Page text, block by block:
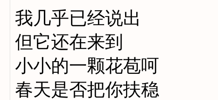
我几乎已经说出
但它还在来到
小小的一颗花苞呵
春天是否把你扶稳